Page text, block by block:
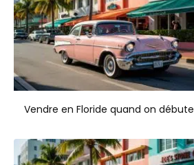
Vendre en Floride quand on débute